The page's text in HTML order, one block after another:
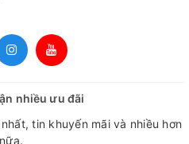
nhiều ưu đãi
tin khuyến mãi và nhiều hơn
nữa.